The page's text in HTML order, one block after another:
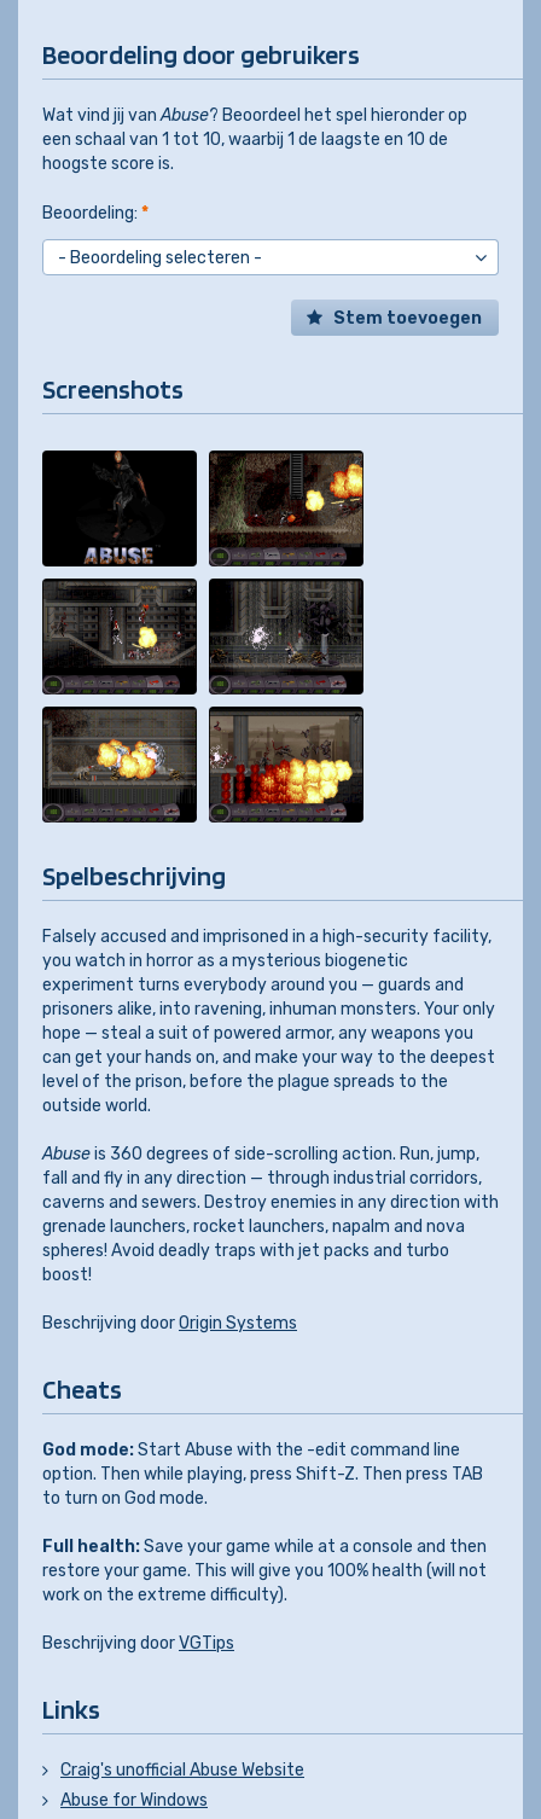
Beoordeling door gebruikers
Wat vind jij vanAbuse? Beoordeel het spel hieronder op
een schaal van 1 tot 10, waarbij 1 de laagste en 10 de
hoogste score is.
Beoordeling: *
Stem toevoegen
Screenshots
Spelbeschrijving
Falsely accused and imprisoned in a high-security facility,
you watch in horror as a mysterious biogenetic
experiment turns everybody around you — guards and
prisoners alike, into ravening, inhuman monsters. Your only
hope — steal a suit of powered armor, any weapons you
can get your hands on, and make your way to the deepest
level of the prison, before the plague spreads to the
outside world.
Abuseis 360 degrees of side-scrolling action. Run, jump,
fall and fly in any direction — through industrial corridors,
caverns and sewers. Destroy enemies in any direction with
grenade launchers, rocket launchers, napalm and nova
spheres! Avoid deadly traps with jet packs and turbo
boost!
Beschrijving doorOrigin Systems
Cheats
God mode:Start Abuse with the -edit command line
option. Then while playing, press Shift-Z. Then press TAB
to turn on God mode.
Full health:Save your game while at a console and then
restore your game. This will give you 100% health (will not
work on the extreme difficulty).
Beschrijving doorVGTips
Links
Craig's unofficial Abuse Website
Abuse for Windows